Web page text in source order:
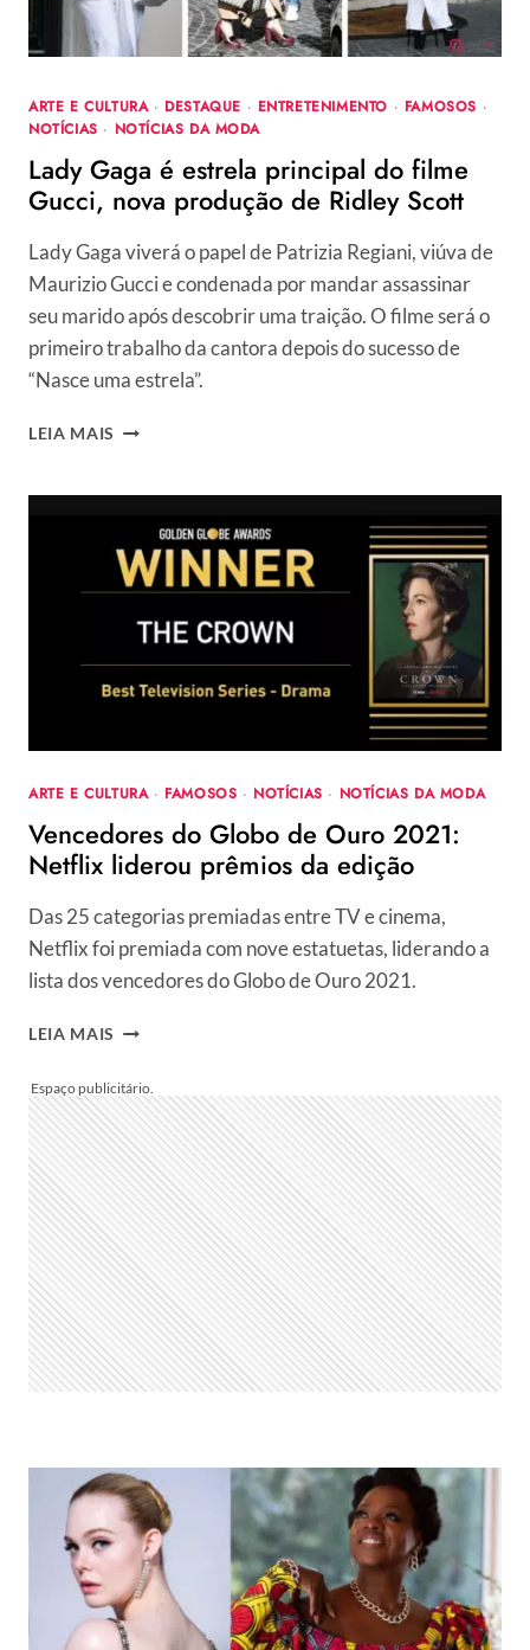
SÉCULO
20
ARTE E CULTURA· DESTAQUE · ENTRETENIMENTO · FAMOSOS ·
NOTÍCIAS · NOTÍCIAS DA MODA
Lady Gaga é estrela principal do filme
Gucci, nova produção de Ridley Scott
Lady Gaga viverá o papel de Patrizia Regiani, viúva de
Maurizio Gucci e condenada por mandar assassinar
seu marido após descobrir uma traição. O filme será o
primeiro trabalho da cantora depois do sucesso de
“Nasce uma estrela”.
LEIA MAIS LADY
ESTRELA
PRINCIPAL
DO
FILME
NOVA
PRODUÇÃO
RIDLEY
ARTE E CULTURA· FAMOSOS · NOTÍCIAS · NOTÍCIAS DA MODA
Vencedores do Globo de Ouro 2021:
Netflix liderou prêmios da edição
Das 25 categorias premiadas entre TV e cinema,
Netflix foi premiada com nove estatuetas, liderando a
lista dos vencedores do Globo de Ouro 2021.
LEIA MAIS VENCEDORES
DE
OURO
2021:
NETFLIX
LIDEROU
PRÊMIOS
DA
EDIÇÃO